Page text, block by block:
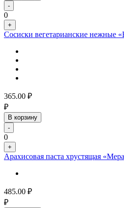
-
0
+
Сосиски вегетарианские нежные
365.00 ₽
₽
В корзину
-
0
+
Арахисовая паста хрустящая
485.00 ₽
₽